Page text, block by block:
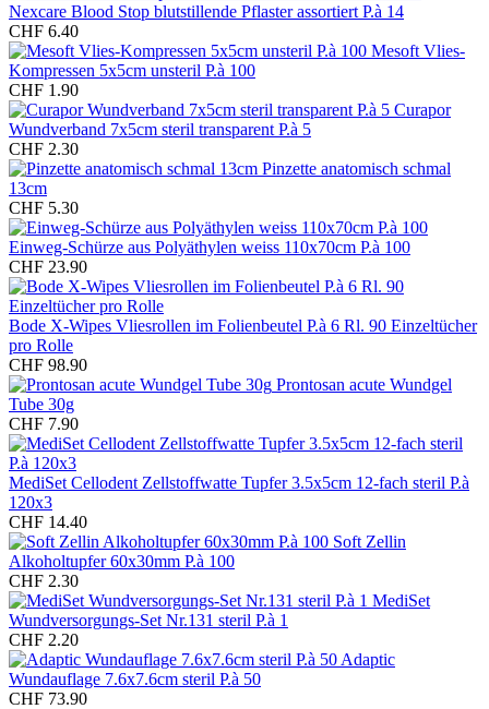
Nexcare Blood Stop blutstillende Pflaster assortiert P.à 14
CHF 6.40
Mesoft Vlies-
Kompressen 5x5cm unsteril P.à 100
CHF 1.90
Curapor
Wundverband 7x5cm steril transparent P.à 5
CHF 2.30
Pinzette anatomisch schmal
13cm
CHF 5.30
Einweg-Schürze aus Polyäthylen weiss 110x70cm P.à 100
CHF 23.90
Bode X-Wipes Vliesrollen im Folienbeutel P.à 6 Rl. 90 Einzeltücher
pro Rolle
CHF 98.90
Prontosan acute Wundgel
Tube 30g
CHF 7.90
MediSet Cellodent Zellstoffwatte Tupfer 3.5x5cm 12-fach steril P.à
120x3
CHF 14.40
Soft Zellin
Alkoholtupfer 60x30mm P.à 100
CHF 2.30
MediSet
Wundversorgungs-Set Nr.131 steril P.à 1
CHF 2.20
Adaptic
Wundauflage 7.6x7.6cm steril P.à 50
CHF 73.90